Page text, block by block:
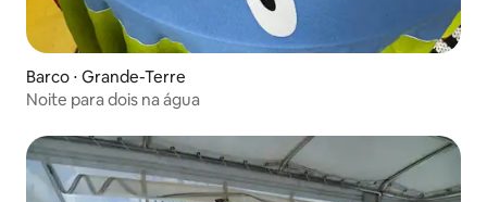
Barco ⋅ Grande-Terre
Noite para dois na água